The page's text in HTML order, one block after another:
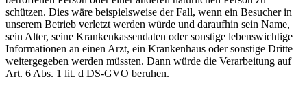
schützen. Dies wäre beispielsweise der Fall, wenn ein Besucher in
unserem Betrieb verletzt werden würde und daraufhin sein Name,
sein Alter, seine Krankenkassendaten oder sonstige lebenswichtige
Informationen an einen Arzt, ein Krankenhaus oder sonstige Dritte
weitergegeben werden müssten. Dann würde die Verarbeitung auf
Art. 6 Abs. 1 lit. d DS-GVO beruhen.